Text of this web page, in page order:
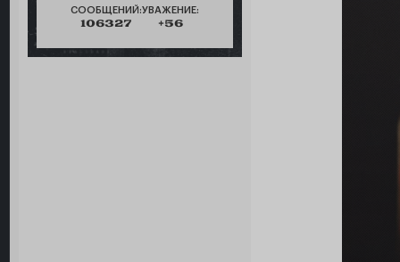
СООБЩЕНИЙ:
106327
УВАЖЕНИЕ:
+56